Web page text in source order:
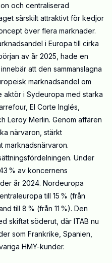
och centraliserad
särskilt attraktivt för kedjor
över flera marknader.
i Europa till cirka
av år 2025, hade en
att den sammanslagna
marknadsandel om
aktör i Sydeuropa med starka
El Corte Inglés,
Leroy Merlin. Genom affären
närvaron, stärkt
Under
% av koncernens
år 2024. Nordeuropa
till 15 % (från
till 8 % (från 11 %). Den
skiftat söderut, där ITAB nu
som Frankrike, Spanien,
HMY-kunder.